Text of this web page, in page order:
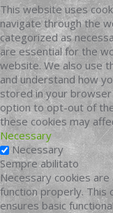
This website uses
navigate through the
categorized as
are essential for the
website. We also use
and understand how
stored in your browser
option to opt-out of
these cookies may
Necessary
Necessary
Sempre abilitato
Necessary cookies
function properly. This
ensures basic